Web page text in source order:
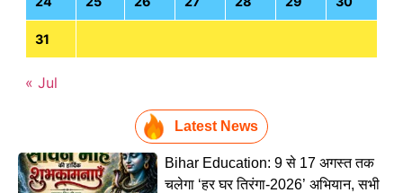
31
« Jul
Latest News
Bihar Education: 9 से 17 अगस्त तक
चलेगा ‘हर घर तिरंगा-2026’ अभियान, सभी